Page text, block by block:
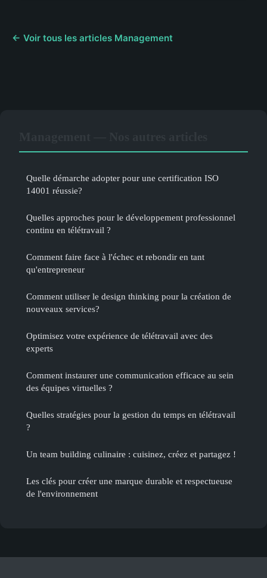
← Voir tous les articles Management
Quelle démarche adopter pour une certification ISO
14001 réussie?
Quelles approches pour le développement professionnel
continu en télétravail ?
Comment faire face à l'échec et rebondir en tant
qu'entrepreneur
Comment utiliser le design thinking pour la création de
nouveaux services?
Optimisez votre expérience de télétravail avec des
experts
Comment instaurer une communication efficace au sein
des équipes virtuelles ?
Quelles stratégies pour la gestion du temps en télétravail
?
Un team building culinaire : cuisinez, créez et partagez !
Les clés pour créer une marque durable et respectueuse
de l'environnement